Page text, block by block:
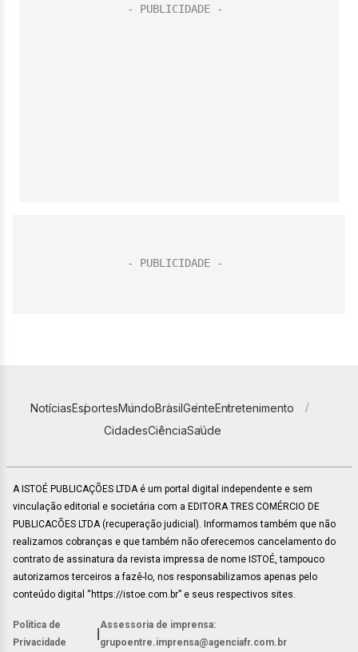
NotíciasEsportesMundoBrasilGenteEntretenimento
CidadesCiênciaSaúde
A ISTOÉ PUBLICAÇÕES LTDA é um portal digital independente e sem
vinculação editorial e societária com a EDITORA TRES COMÉRCIO DE
PUBLICACÕES LTDA (recuperação judicial). Informamos também que não
realizamos cobranças e que também não oferecemos cancelamento do
contrato de assinatura da revista impressa de nome ISTOÉ, tampouco
autorizamos terceiros a fazê-lo, nos responsabilizamos apenas pelo
conteúdo digital “https://istoe.com.br” e seus respectivos sites.
Política de
Privacidade
Assessoria de imprensa:
grupoentre.imprensa@agenciafr.com.br